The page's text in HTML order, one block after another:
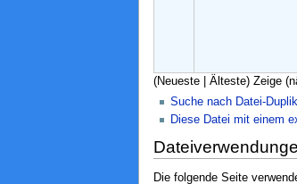
(Neueste | Älteste) Zeige
Suche nach Datei-
Diese Datei mit einem
Die folgende Seite